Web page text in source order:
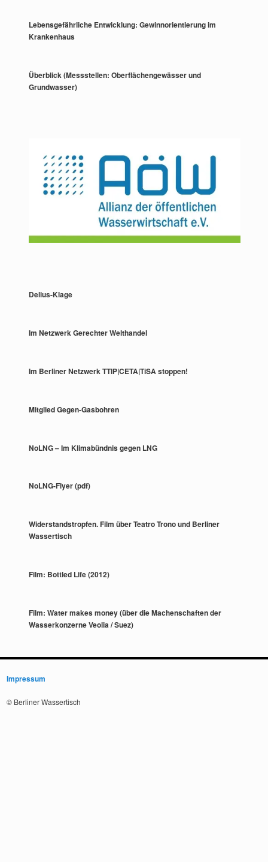
Lebensgefährliche Entwicklung: Gewinnorientierung im
Krankenhaus
Überblick (Messstellen: Oberflächengewässer und
Grundwasser)
Delius-Klage
Im Netzwerk Gerechter Welthandel
Im Berliner Netzwerk TTIP|CETA|TiSA stoppen!
Mitglied Gegen-Gasbohren
NoLNG – Im Klimabündnis gegen LNG
NoLNG-Flyer (pdf)
Widerstandstropfen. Film über Teatro Trono und Berliner
Wassertisch
Film: Bottled Life (2012)
Film: Water makes money (über die Machenschaften der
Wasserkonzerne Veolia / Suez)
Impressum
© Berliner Wassertisch